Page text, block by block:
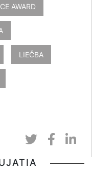
AWARD
LIEČBA